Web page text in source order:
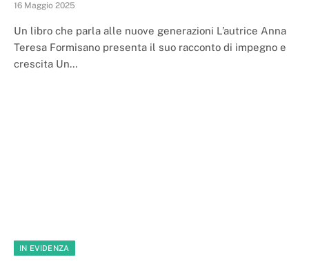
16 Maggio 2025
Un libro che parla alle nuove generazioni L’autrice Anna
Teresa Formisano presenta il suo racconto di impegno e
crescita Un…
IN EVIDENZA